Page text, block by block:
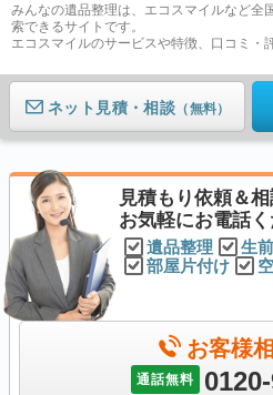
みんなの遺品整理は、エコスマイルなど全
索できるサイトです。
エコスマイルのサービスや特徴、口コミ・
ネット見積 （無料）
見積もり依頼＆相
お気軽にお電話
遺品整理 生
部屋片付け
お客様
通話無料